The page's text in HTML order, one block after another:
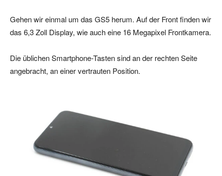
Gehen wir einmal um das GS5 herum. Auf der Front finden wir
das 6,3 Zoll Display, wie auch eine 16 Megapixel Frontkamera.
Die üblichen Smartphone-Tasten sind an der rechten Seite
angebracht, an einer vertrauten Position.